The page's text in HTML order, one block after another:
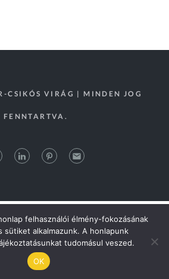
CSIKÓS VIRÁG | MINDEN JOG
FENNTARTVA.
felhasználói élmény-fokozásának
sütiket alkalmazunk. A honlapunk
tudomásul veszed.
OK